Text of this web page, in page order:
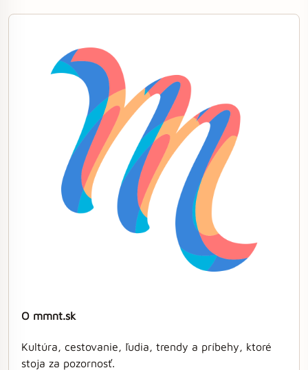
O mmnt.sk
Kultúra, cestovanie, ľudia, trendy a príbehy, ktoré
stoja za pozornosť.